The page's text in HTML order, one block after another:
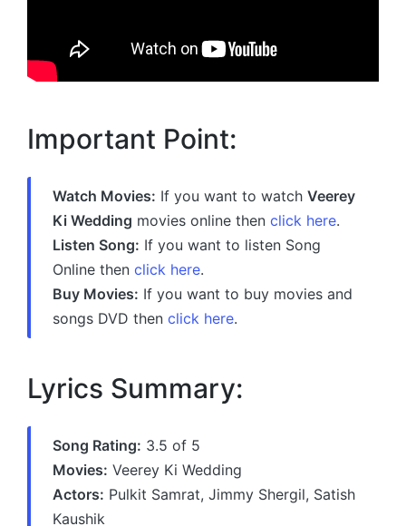
Important Point:
Watch Movies: If you want to watch Veerey
Ki Wedding movies online then click here.
Listen Song: If you want to listen Song
Online then click here.
Buy Movies: If you want to buy movies and
songs DVD then click here.
Lyrics Summary:
Song Rating: 3.5 of 5
Movies: Veerey Ki Wedding
Actors: Pulkit Samrat, Jimmy Shergil, Satish
Kaushik